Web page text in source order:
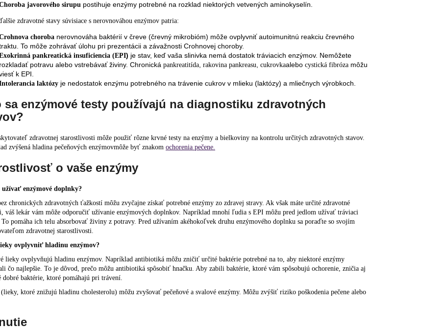
javorového sirupu postihuje enzýmy potrebné na rozklad niektorých vetvených aminokyselín.
zdravotné stavy súvisiace s nerovnováhou enzýmov patria:
choroba nerovnováha baktérií v čreve (črevný mikrobióm) môže ovplyvniť autoimunitnú reakciu črevného
To môže zohrávať úlohu pri prezentácii a závažnosti Crohnovej choroby.
pankreatická insuficiencia (EPI) je stav, keď vaša slinivka nemá dostatok tráviacich enzýmov. Nemôžete
rozkladať potravu alebo vstrebávať živiny. Chronická pankreatitída rakovina pankreasu cukrovkaalebo cystická fibróza môžu
k EPI.
laktózy je nedostatok enzýmu potrebného na trávenie cukrov v mlieku (laktózy) a mliečnych výrobkoch.
sa enzýmové testy používajú na diagnostiku zdravotných
zdravotnej starostlivosti môže použiť rôzne krvné testy na enzýmy a bielkoviny na kontrolu určitých zdravotných stavov.
zvýšená hladina pečeňových enzýmovmôže byť znakom ochorenia pečene.
o vaše enzýmy
enzýmové doplnky?
chronických zdravotných ťažkostí môžu zvyčajne získať potrebné enzýmy zo zdravej stravy. Ak však máte určité zdravotné
váš lekár vám môže odporučiť užívanie enzýmových doplnkov. Napríklad mnohí ľudia s EPI môžu pred jedlom užívať tráviaci
To pomáha ich telu absorbovať živiny z potravy. Pred užívaním akéhokoľvek druhu enzýmového doplnku sa poraďte so svojím
zdravotnej starostlivosti.
ovplyvniť hladinu enzýmov?
lieky ovplyvňujú hladinu enzýmov. Napríklad antibiotiká môžu zničiť určité baktérie potrebné na to, aby niektoré enzýmy
čo najlepšie. To je dôvod, prečo môžu antibiotiká spôsobiť hnačku. Aby zabili baktérie, ktoré vám spôsobujú ochorenie, zničia aj
dobré baktérie, ktoré pomáhajú pri trávení.
(lieky, ktoré znižujú hladinu cholesterolu) môžu zvyšovať pečeňové a svalové enzýmy. Môžu zvýšiť riziko poškodenia pečene alebo